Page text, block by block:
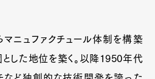
ニュファクチュール体制を構築
とした地位を築く。以降1950年代